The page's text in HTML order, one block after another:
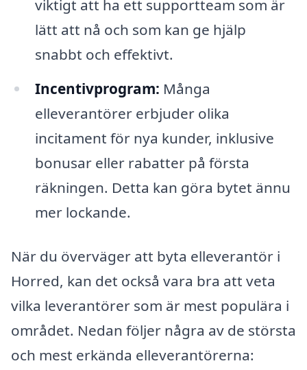
viktigt att ha ett supportteam som är
lätt att nå och som kan ge hjälp
snabbt och effektivt.
Incentivprogram: Många
elleverantörer erbjuder olika
incitament för nya kunder, inklusive
bonusar eller rabatter på första
räkningen. Detta kan göra bytet ännu
mer lockande.
När du överväger att byta elleverantör i
Horred, kan det också vara bra att veta
vilka leverantörer som är mest populära i
området. Nedan följer några av de största
och mest erkända elleverantörerna: